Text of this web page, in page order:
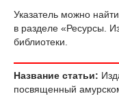
Указатель можно
в разделе «Ресурсы.
библиотеки.
Название статьи:
посвященный